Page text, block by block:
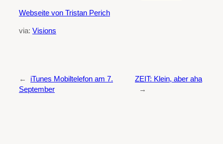
Webseite von Tristan Perich
via: Visions
←
iTunes Mobiltelefon am 7.
September
ZEIT: Klein, aber aha
→